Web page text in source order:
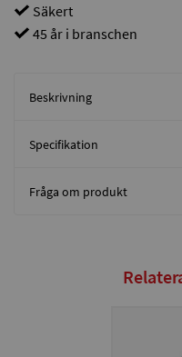
Säkert
45 år i branschen
Beskrivning
Specifikation
Fråga om produkt